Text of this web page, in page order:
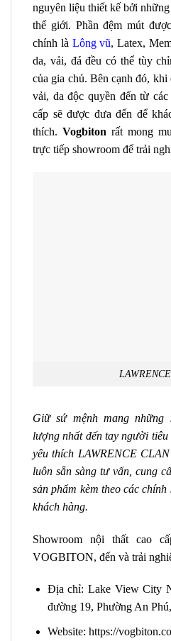
nguyên liệu thiết kế bởi
thế giới. Phần đệm mút
chính là Lông vũ, Latex,
da, vải, đá đều có thể tùy
của gia chủ. Bên cạnh đó,
vải, da độc quyền đến từ
cấp sẽ được đưa đến để
thích. Vogbiton rất mong
trực tiếp showroom để trải
Giữ sứ mệnh mang những
lượng nhất đến tay người
yêu thích LAWRENCE
luôn sẵn sàng tư vấn, cung
sản phẩm kèm theo các
khách hàng.
Showroom nội thất cao
VOGBITON, đến và trải
Địa chỉ: Lake View City
đường 19, Phường An
Website: https://